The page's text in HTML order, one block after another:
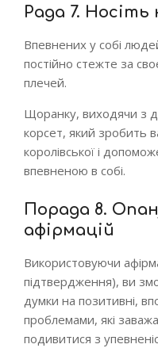
Рада 7.
Впевнених у собі
постійно стежте за
плечей.
Щоранку, виходячи з
корсет, який зробить
королівської і
впевненою в собі.
Порада 8.
афірмацій
Використовуючи
підтвердження), ви
думки на позитивні,
проблемами, які
подивитися з